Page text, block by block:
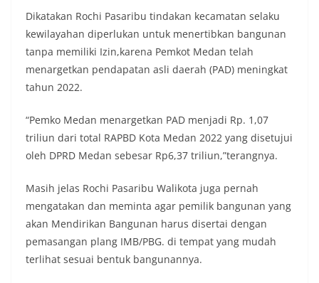
bendera, kegiatan sambang DDS ini juga
dimanfaatkan sebagai sarana deteksi dini (early
warning) guna mengantisipasi potensi gangguan
keamanan dan ketertiban masyarakat
(Kamtibmas) di lingkungan tempat tinggal warga.
Melalui interaksi langsung tersebut,
awal terkait situasi sosial, potensi kerawanan,
maupun hal-hal yang dapat mengganggu
kondusivitas wilayah, khususnya menjelang
perayaan HUT Kemerdekaan RI yang biasanya
keramaian warga.‎‎Dengan adanya deteksi dini ini,
diharapkan potensi gangguan keamanan dapat
diantisipasi sejak awal sehingga situasi di
Kelurahan Sunggal tetap terjaga aman, tertib,
dan kondusif hingga puncak perayaan HUT
Kemerdekaan RI berlangsung.‎‎Wujud Kedekatan
Dikatakan Rochi Pasaribu tindakan kecamatan selaku
kewilayahan diperlukan untuk menertibkan bangunan
tanpa memiliki Izin,karena Pemkot Medan telah
menargetkan pendapatan asli daerah (PAD) meningkat
tahun 2022.
“Pemko Medan menargetkan PAD menjadi Rp. 1,07
triliun dari total RAPBD Kota Medan 2022 yang disetujui
oleh DPRD Medan sebesar Rp6,37 triliun,”terangnya.
Masih jelas Rochi Pasaribu Walikota juga pernah
mengatakan dan meminta agar pemilik bangunan yang
akan Mendirikan Bangunan harus disertai dengan
pemasangan plang IMB/PBG. di tempat yang mudah
terlihat sesuai bentuk bangunannya.